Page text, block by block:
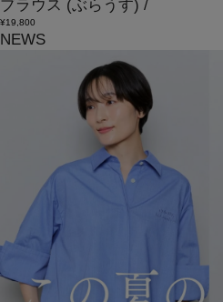
ブラウス (ぶらうす) /
¥19,800
NEWS